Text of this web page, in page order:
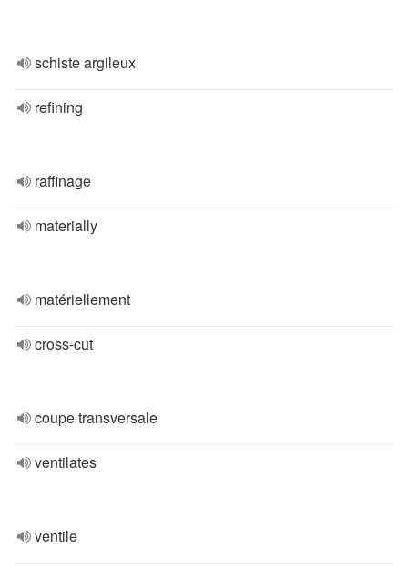
schiste argileux
refining
raffinage
materially
matériellement
cross-cut
coupe transversale
ventilates
ventile